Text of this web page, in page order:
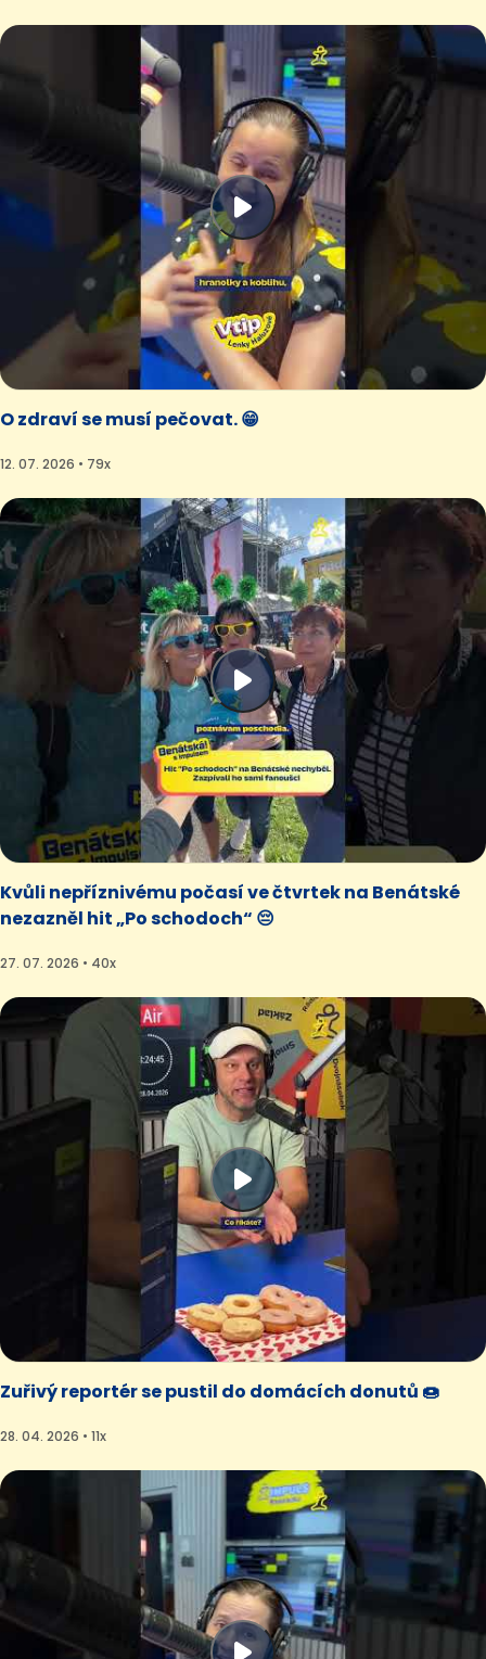
O zdraví se musí pečovat. 😁
12. 07. 2026 • 79x
Kvůli nepříznivému počasí ve čtvrtek na Benátské
nezazněl hit „Po schodoch“ 😔
27. 07. 2026 • 40x
Zuřivý reportér se pustil do domácích donutů 🍩
28. 04. 2026 • 11x